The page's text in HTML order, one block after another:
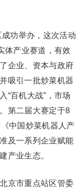
功举办，这次活动
体产业赛道，有效
企业、资本与政府
吸引一批炒菜机器
“百机大战”，市场
第二届大赛定于8
中国炒菜机器人产
及一系列企业赋能
产业生态。
京市重点站区管委